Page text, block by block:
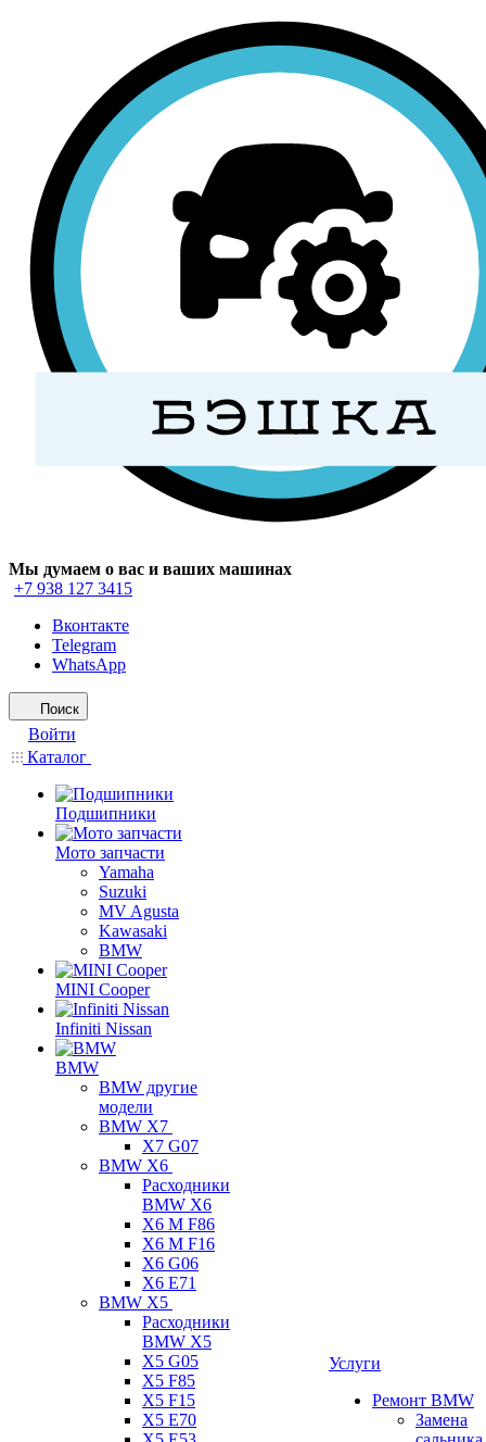
Мы думаем о вас и ваших машинах
+7 938 127 3415
Вконтакте
Telegram
WhatsApp
Поиск
Войти
Каталог
Подшипники
Мото запчасти
Yamaha
Suzuki
MV Agusta
Kawasaki
BMW
MINI Cooper
Infiniti Nissan
BMW
BMW другие
модели
BMW X7
X7 G07
BMW X6
Расходники
BMW X6
X6 M F86
X6 M F16
X6 G06
X6 E71
BMW X5
Расходники
BMW X5
X5 G05
X5 F85
X5 F15
X5 E70
Услуги
Ремонт BMW
Замена